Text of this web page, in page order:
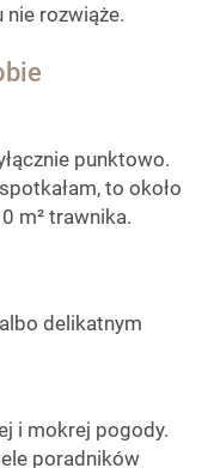
rozwiąże.
punktowo.
to około
m² trawnika.
delikatnym
i mokrej pogody.
poradników